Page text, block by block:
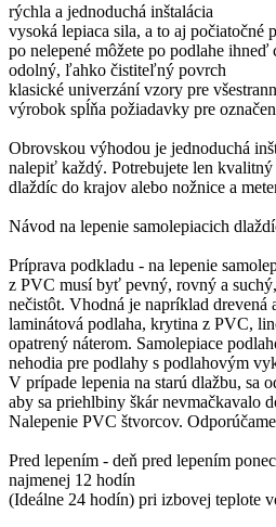
rýchla a jednoduchá inštalácia
vysoká lepiaca sila, a to aj počiatočné
po nelepené môžete po podlahe
odolný, ľahko čistiteľný povrch
klasické univerzání vzory pre
výrobok spĺňa požiadavky pre
Obrovskou výhodou je jednoduchá
nalepiť každý. Potrebujete len kvalitný
dlaždíc do krajov alebo nožnice a
Návod na lepenie samolepiacich
Príprava podkladu - na lepenie
z PVC musí byť pevný, rovný a
nečistôt. Vhodná je napríklad drevená
laminátová podlaha, krytina z PVC,
opatrený náterom. Samolepiace
nehodia pre podlahy s podlahovým
V prípade lepenia na starú dlažbu, sa
aby sa priehlbiny škár nevmačkavalo
Nalepenie PVC štvorcov.
Pred lepením - deň pred lepením
najmenej 12 hodín
(Ideálne 24 hodín) pri izbovej teplote